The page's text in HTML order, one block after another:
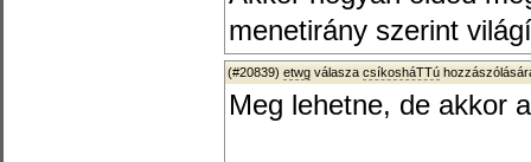
menetirány szerint
(#20839) etwg válasza csíkosháTTú
Meg lehetne, de akkor